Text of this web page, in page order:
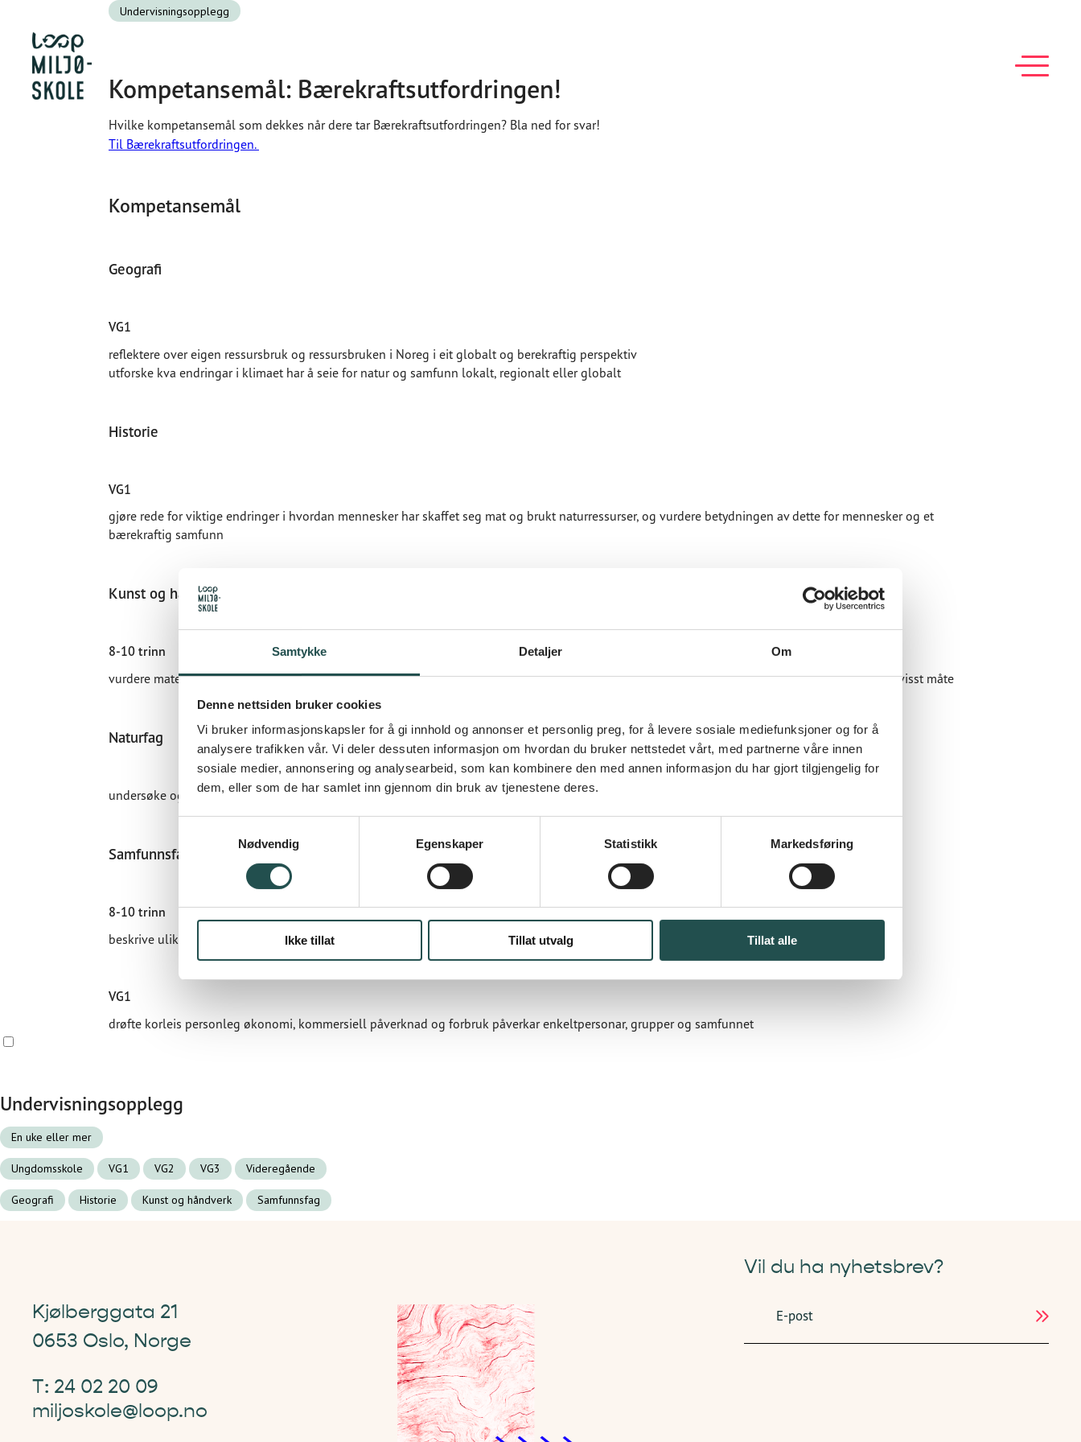
Samtykke Detaljer Om
Denne nettsiden bruker cookies
Vi bruker informasjonskapsler for å gi innhold og annonser et personlig preg, for å levere sosiale mediefunksjoner og for å
analysere trafikken vår. Vi deler dessuten informasjon om hvordan du bruker nettstedet vårt, med partnerne våre innen
sosiale medier, annonsering og analysearbeid, som kan kombinere den med annen informasjon du har gjort tilgjengelig for
dem, eller som de har samlet inn gjennom din bruk av tjenestene deres.
Nødvendig
Egenskaper Statistikk Markedsføring
Ikke tillat Tillat utvalg Tillat alle
Undervisningsopplegg
Kompetansemål: Bærekraftsutfordringen!
Hvilke kompetansemål som dekkes når dere tar Bærekraftsutfordringen? Bla ned for svar!
Til Bærekraftsutfordringen.
Kompetansemål
Geografi
VG1
reflektere over eigen ressursbruk og ressursbruken i Noreg i eit globalt og berekraftig perspektiv
utforske kva endringar i klimaet har å seie for natur og samfunn lokalt, regionalt eller globalt
Historie
VG1
gjøre rede for viktige endringer i hvordan mennesker har skaffet seg mat og brukt naturressurser, og vurdere betydningen av dette for mennesker og et
bærekraftig samfunn
Kunst og håndverk
8-10 trinn
vurdere materialers holdbarhet og muligheter for reparasjon og gjenbruk, og bruke ulike verktøy og materialer på en hensiktsmessig og miljøbevisst måte
Naturfag
undersøke og vurdere livsløpet til ulike produkter i et bærekraftsperspektiv
Samfunnsfag
8-10 trinn
beskrive ulike dimensjonar ved berekraftig utvikling og korleis dei påverkar kvarandre, og presentere tiltak for meir berekraftige samfunn
VG1
drøfte korleis personleg økonomi, kommersiell påverknad og forbruk påverkar enkeltpersonar, grupper og samfunnet
Undervisningsopplegg
En uke eller mer
Ungdomsskole VG1 VG2 VG3 Videregående
Geografi Historie Kunst og håndverk Samfunnsfag
Kjølberggata 21
0653 Oslo, Norge
T: 24 02 20 09
miljoskole@loop.no
Vil du ha nyhetsbrev?
E-post